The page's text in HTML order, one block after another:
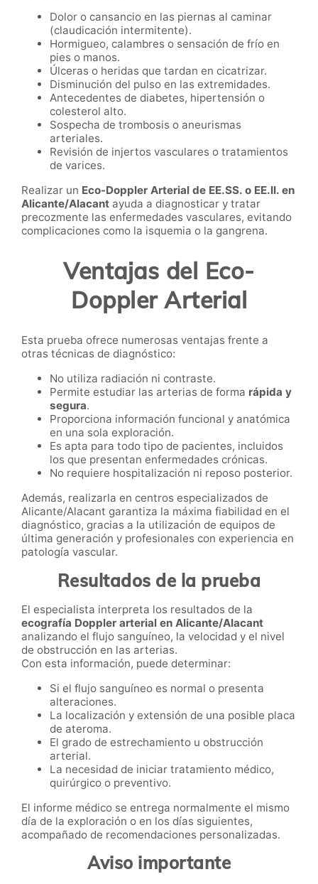
Dolor o cansancio en las piernas al caminar
(claudicación intermitente).
Hormigueo, calambres o sensación de frío en
pies o manos.
Úlceras o heridas que tardan en cicatrizar.
Disminución del pulso en las extremidades.
Antecedentes de diabetes, hipertensión o
colesterol alto.
Sospecha de trombosis o aneurismas
arteriales.
Revisión de injertos vasculares o tratamientos
de varices.
Realizar un Eco-Doppler Arterial de EE.SS. o EE.II. en
Alicante/Alacant ayuda a diagnosticar y tratar
precozmente las enfermedades vasculares, evitando
complicaciones como la isquemia o la gangrena.
Ventajas del Eco-
Doppler Arterial
Esta prueba ofrece numerosas ventajas frente a
otras técnicas de diagnóstico:
No utiliza radiación ni contraste.
Permite estudiar las arterias de forma rápida y
segura.
Proporciona información funcional y anatómica
en una sola exploración.
Es apta para todo tipo de pacientes, incluidos
los que presentan enfermedades crónicas.
No requiere hospitalización ni reposo posterior.
Además, realizarla en centros especializados de
Alicante/Alacant garantiza la máxima fiabilidad en el
diagnóstico, gracias a la utilización de equipos de
última generación y profesionales con experiencia en
patología vascular.
Resultados de la prueba
El especialista interpreta los resultados de la
ecografía Doppler arterial en Alicante/Alacant
analizando el flujo sanguíneo, la velocidad y el nivel
de obstrucción en las arterias.
Con esta información, puede determinar:
Si el flujo sanguíneo es normal o presenta
alteraciones.
La localización y extensión de una posible placa
de ateroma.
El grado de estrechamiento u obstrucción
arterial.
La necesidad de iniciar tratamiento médico,
quirúrgico o preventivo.
El informe médico se entrega normalmente el mismo
día de la exploración o en los días siguientes,
acompañado de recomendaciones personalizadas.
Aviso importante